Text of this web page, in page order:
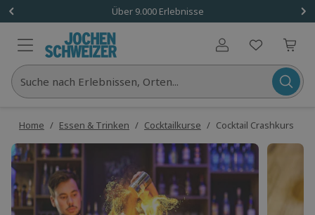
Über 9.000 Erlebnisse
Benutzerkonto
Suche nach Erlebnissen, Orten...
Home / Essen & Trinken / Cocktailkurse / Cocktail Crashkurs